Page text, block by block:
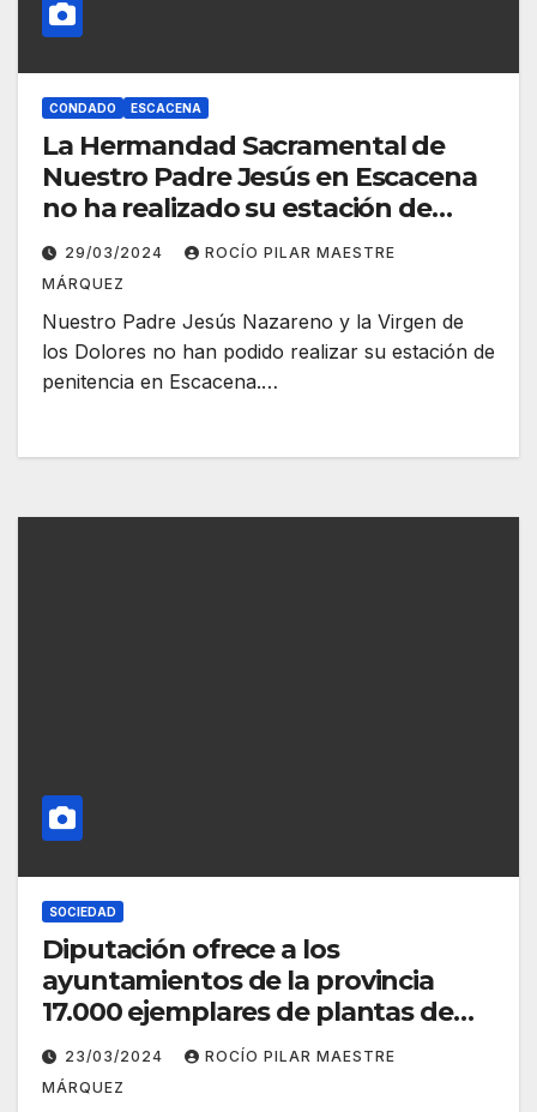
CONDADO ESCACENA
La Hermandad Sacramental de
Nuestro Padre Jesús en Escacena
no ha realizado su estación de
penitencia
29/03/2024
ROCÍO PILAR MAESTRE
MÁRQUEZ
Nuestro Padre Jesús Nazareno y la Virgen de
los Dolores no han podido realizar su estación de
penitencia en Escacena.…
SOCIEDAD
Diputación ofrece a los
ayuntamientos de la provincia
17.000 ejemplares de plantas de
temporada en su 1ª campaña de
2024
23/03/2024
ROCÍO PILAR MAESTRE
MÁRQUEZ